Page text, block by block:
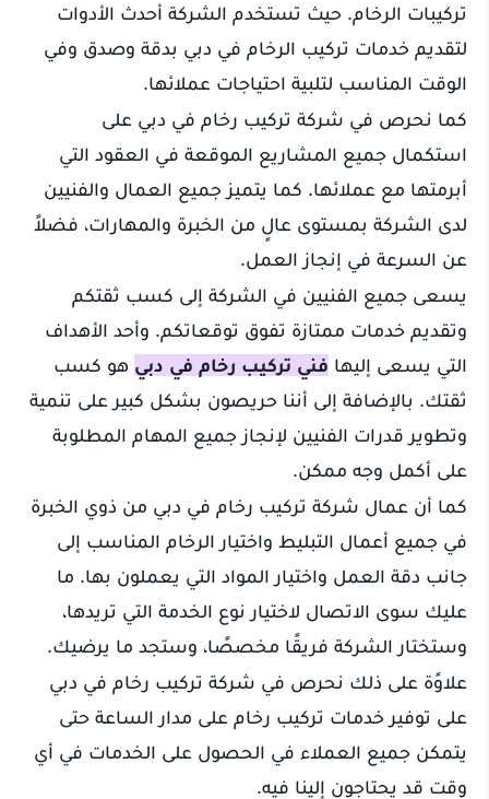
تركيبات الرخام. حيث تستخدم الشركة أحدث الأدوات
لتقديم خدمات تركيب الرخام في دبي بدقة وصدق وفي
الوقت المناسب لتلبية احتياجات عملائها.
كما نحرص في شركة تركيب رخام في دبي على
استكمال جميع المشاريع الموقعة في العقود التي
أبرمتها مع عملائها. كما يتميز جميع العمال والفنيين
لدى الشركة بمستوى عالٍ من الخبرة والمهارات، فضلاً
عن السرعة في إنجاز العمل.
يسعى جميع الفنيين في الشركة إلى كسب ثقتكم
وتقديم خدمات ممتازة تفوق توقعاتكم. وأحد الأهداف
التي يسعى إليها فني تركيب رخام في دبي هو كسب
ثقتك. بالإضافة إلى أننا حريصون بشكل كبير على تنمية
وتطوير قدرات الفنيين لإنجاز جميع المهام المطلوبة
على أكمل وجه ممكن.
كما أن عمال شركة تركيب رخام في دبي من ذوي الخبرة
في جميع أعمال التبليط واختيار الرخام المناسب إلى
جانب دقة العمل واختيار المواد التي يعملون بها. ما
عليك سوى الاتصال لاختيار نوع الخدمة التي تريدها،
وستختار الشركة فريقًا مخصصًا، وستجد ما يرضيك.
علاوًة على ذلك نحرص في شركة تركيب رخام في دبي
على توفير خدمات تركيب رخام على مدار الساعة حتى
يتمكن جميع العملاء في الحصول على الخدمات في أي
وقت قد يحتاجون إلينا فيه.